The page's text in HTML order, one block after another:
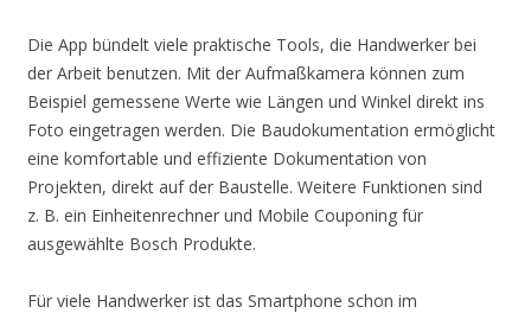
Die App bündelt viele praktische Tools, die Handwerker bei
der Arbeit benutzen. Mit der Aufmaßkamera können zum
Beispiel gemessene Werte wie Längen und Winkel direkt ins
Foto eingetragen werden. Die Baudokumentation ermöglicht
eine komfortable und effiziente Dokumentation von
Projekten, direkt auf der Baustelle. Weitere Funktionen sind
z. B. ein Einheitenrechner und Mobile Couponing für
ausgewählte Bosch Produkte.
Für viele Handwerker ist das Smartphone schon im